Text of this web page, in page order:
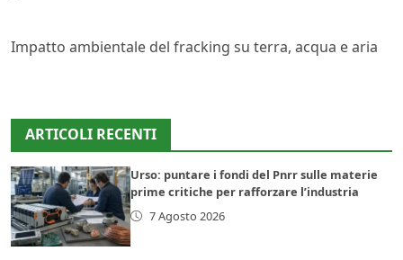
Impatto ambientale del fracking su terra, acqua e aria
ARTICOLI RECENTI
Urso: puntare i fondi del Pnrr sulle materie
prime critiche per rafforzare l’industria
7 Agosto 2026